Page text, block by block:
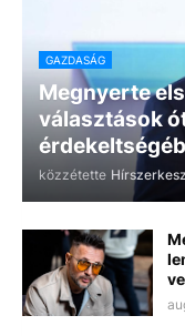
GAZDASÁG
Megnyerte
választások
közzétette